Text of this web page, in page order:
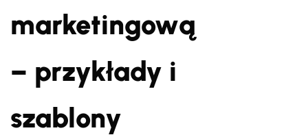
marketingową
– przykłady i
szablony